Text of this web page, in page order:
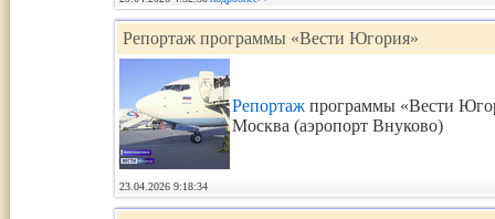
Репортаж программы «Вести Югория»
Репортаж программы «Вести
Москва (аэропорт Внуково)
23.04.2026 9:18:34